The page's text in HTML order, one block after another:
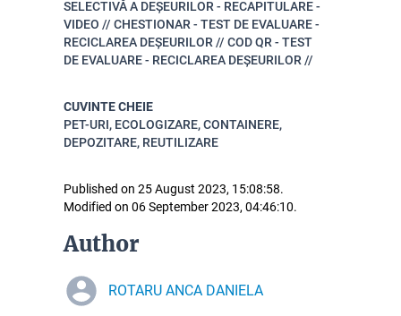
SELECTIVĂ A DEȘEURILOR - RECAPITULARE -
VIDEO // CHESTIONAR - TEST DE EVALUARE -
RECICLAREA DEȘEURILOR // COD QR - TEST
DE EVALUARE - RECICLAREA DEȘEURILOR //
CUVINTE CHEIE
PET-URI, ECOLOGIZARE, CONTAINERE,
DEPOZITARE, REUTILIZARE
Published on 25 August 2023, 15:08:58.
Modified on 06 September 2023, 04:46:10.
Author
ROTARU ANCA DANIELA